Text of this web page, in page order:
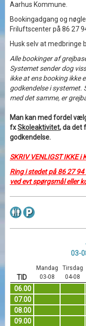
Aarhus Kommune.
Bookingadgang og
Friluftscenter på 86 27
Husk selv at medbringe
Alle bookinger af
Systemet sender dog
ikke at ens booking ikke
godkendelse i systemet.
med det samme, er
Man kan med fordel
fxSkoleaktivitet, da det
godkendelse.
SKRIV VENLIGST IKKE i
Ring i stedet på 86 27
ved evt spørgsmål eller
03-
Mandag Tirsdag
TID 03-08 04-08
06.00
07.00
08.00
09.00